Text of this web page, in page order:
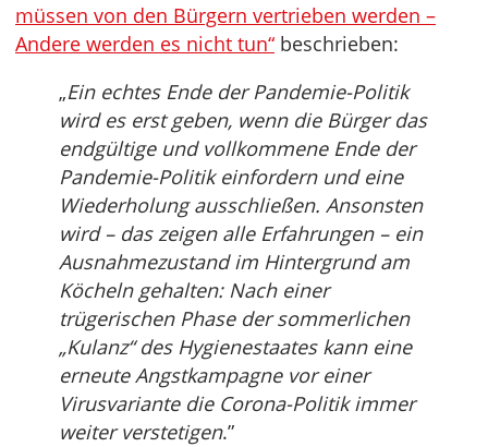
müssen von den Bürgern vertrieben werden –
Andere werden es nicht tun“ beschrieben:
„Ein echtes Ende der Pandemie-Politik
wird es erst geben, wenn die Bürger das
endgültige und vollkommene Ende der
Pandemie-Politik einfordern und eine
Wiederholung ausschließen. Ansonsten
wird – das zeigen alle Erfahrungen – ein
Ausnahmezustand im Hintergrund am
Köcheln gehalten: Nach einer
trügerischen Phase der sommerlichen
„Kulanz“ des Hygienestaates kann eine
erneute Angstkampagne vor einer
Virusvariante die Corona-Politik immer
weiter verstetigen.”